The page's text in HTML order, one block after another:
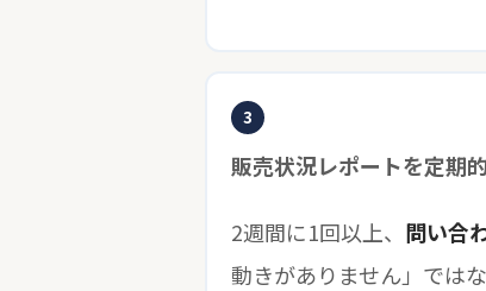
3
販売状況レポートを定期
2週間に1回以上、 問い合
動きがありません」では